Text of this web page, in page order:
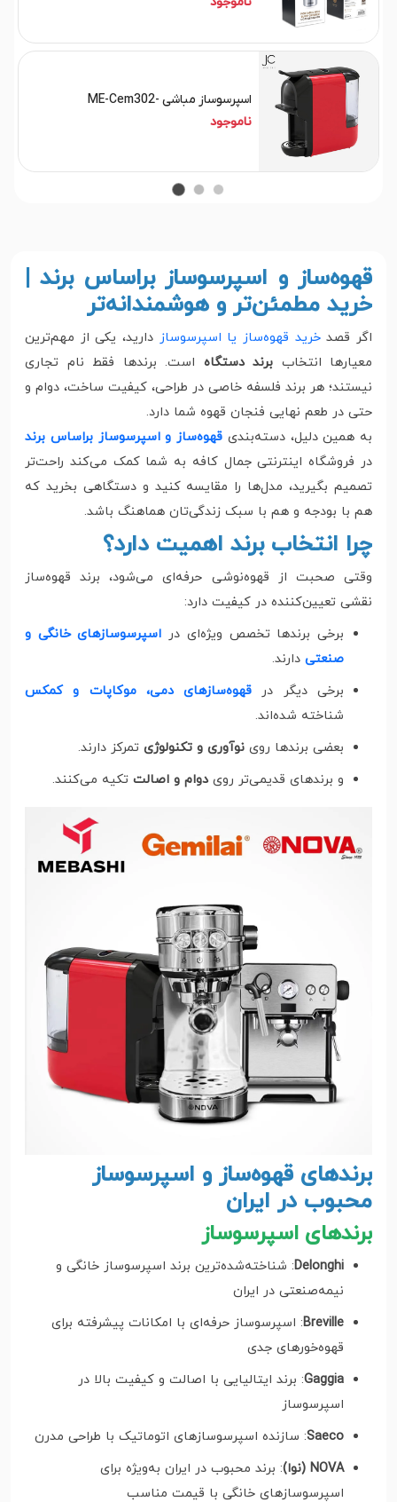
اسپرسوساز مباشی -ME-Cem302
ناموجود
قهوه‌ساز و اسپرسوساز براساس برند |
خرید مطمئن‌تر و هوشمندانه‌تر
اگر قصدخرید قهوه‌ساز یا اسپرسوساز دارید، یکی از مهم‌ترین
معیارها انتخاب برند دستگاه است. برندها فقط نام تجاری
نیستند؛ هر برند فلسفه خاصی در طراحی، کیفیت ساخت، دوام و
حتی در طعم نهایی فنجان قهوه شما دارد.
به همین دلیل، دسته‌بندی قهوه‌ساز و اسپرسوساز براساس برند
در فروشگاه اینترنتی جمال کافه به شما کمک می‌کند راحت‌تر
تصمیم بگیرید، مدل‌ها را مقایسه کنید و دستگاهی بخرید که
هم با بودجه و هم با سبک زندگی‌تان هماهنگ باشد.
چرا انتخاب برند اهمیت دارد؟
وقتی صحبت از قهوه‌نوشی حرفه‌ای می‌شود، برند قهوه‌ساز
نقشی تعیین‌کننده در کیفیت دارد:
برخی برندها تخصص ویژه‌ای در اسپرسوسازهای خانگی و
صنعتی دارند.
برخی دیگر در قهوه‌سازهای دمی، موکاپات و کمکس
شناخته شده‌اند.
بعضی برندها روی نوآوری و تکنولوژی تمرکز دارند.
و برندهای قدیمی‌تر رویدوام و اصالت تکیه می‌کنند.
برندهای قهوه‌ساز و اسپرسوساز
محبوب در ایران
برندهای اسپرسوساز
Delonghi: شناخته‌شده‌ترین برند اسپرسوساز خانگی و
نیمه‌صنعتی در ایران
Breville: اسپرسوساز حرفه‌ای با امکانات پیشرفته برای
قهوه‌خورهای جدی
Gaggia: برند ایتالیایی با اصالت و کیفیت بالا در
اسپرسوساز
Saeco: سازنده اسپرسوسازهای اتوماتیک با طراحی مدرن
NOVA (نوا)
: برند محبوب در ایران به‌ویژه برای
اسپرسوسازهای خانگی با قیمت مناسب